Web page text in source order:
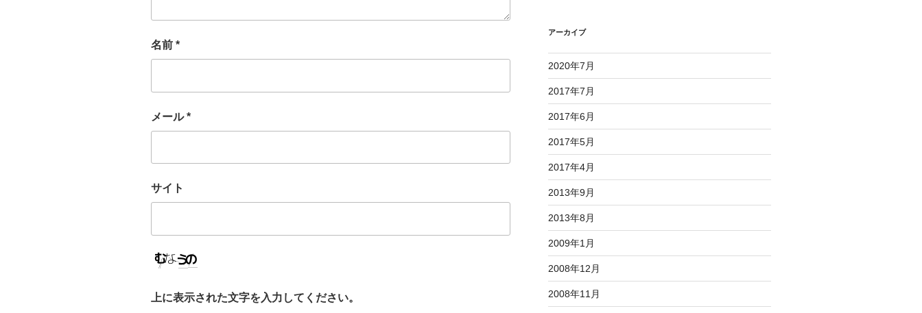
名前 *
メール*
サイト
上に表示された文字を入力してください。
アーカイブ
2020年7月
2017年7月
2017年6月
2017年5月
2017年4月
2013年9月
2013年8月
2009年1月
2008年12月
2008年11月